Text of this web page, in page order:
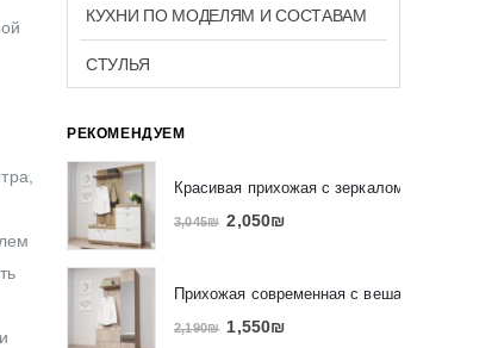
КУХНИ ПО МОДЕЛЯМ И СОСТАВАМ
СТУЛЬЯ
РЕКОМЕНДУЕМ
Красивая прихожая с зеркалом и вешалкой
3,045₪ 2,050₪
Прихожая современная с вешалкой и
2,190₪ 1,550₪